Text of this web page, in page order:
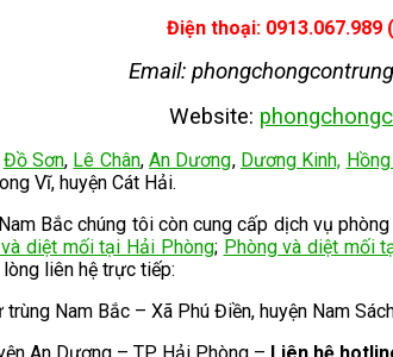
Điện thoại: 0913.067.989
Email:
Website:
Đồ Sơn, Lê Chân,An Dương, Dương Kinh,
Vĩ, huyện Cát Hải.
Bắc chúng tôi còn cung cấp dịch vụ
diệt mối tại Hải Phòng; Phòng và diệt mối
lòng liên hệ trực tiếp:
Nam Bắc – Xã Phú Điền, huyện Nam